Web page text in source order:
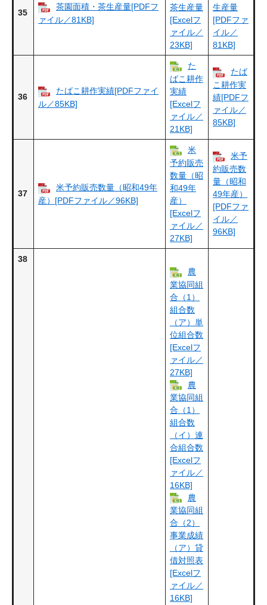
35
茶園面積・茶生産量[PDFフ
ァイル／81KB]
茶生産量
[Excelフ
ァイル／
23KB]
生産量
[PDFファ
イル／
81KB]
36
たばこ耕作実績[PDFファイ
ル／85KB]
た
ばこ耕作
実績
[Excelフ
ァイル／
21KB]
たば
こ耕作実
績[PDFフ
ァイル／
85KB]
37
米予約販売数量（昭和49年
産）[PDFファイル／96KB]
米
予約販売
数量（昭
和49年
産）
[Excelフ
ァイル／
27KB]
米予
約販売数
量（昭和
49年産）
[PDFファ
イル／
96KB]
38
農
業協同組
合（1）
組合数
（ア）単
位組合数
[Excelフ
ァイル／
27KB]
農
業協同組
合（1）
組合数
（イ）連
合組合数
[Excelフ
ァイル／
16KB]
農
業協同組
合（2）
事業成績
（ア）貸
借対照表
[Excelフ
ァイル／
16KB]